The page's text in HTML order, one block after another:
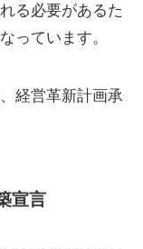
る必要があるた
っています。
経営革新計画承
宣言